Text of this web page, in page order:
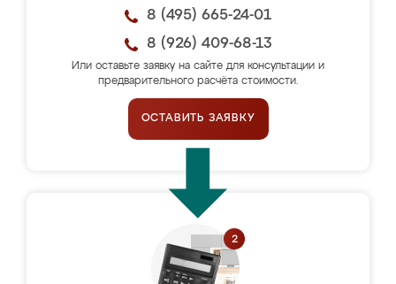
8 (495) 665-24-01
8 (926) 409-68-13
Или оставьте заявку на сайте для консультации и
предварительного расчёта стоимости.
ОСТАВИТЬ ЗАЯВКУ